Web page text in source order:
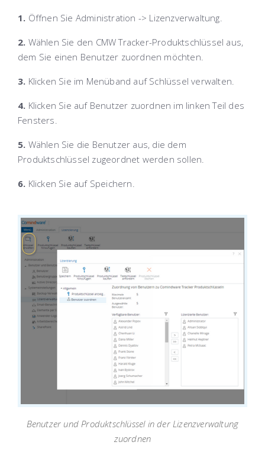
1. Öffnen Sie Administration -> Lizenzverwaltung.
2. Wählen Sie den CMW Tracker-Produktschlüssel aus,
dem Sie einen Benutzer zuordnen möchten.
3. Klicken Sie im Menüband auf Schlüssel verwalten.
4. Klicken Sie auf Benutzer zuordnen im linken Teil des
Fensters.
5. Wählen Sie die Benutzer aus, die dem
Produktschlüssel zugeordnet werden sollen.
6. Klicken Sie auf Speichern.
Benutzer und Produktschlüssel in der Lizenzverwaltung
zuordnen